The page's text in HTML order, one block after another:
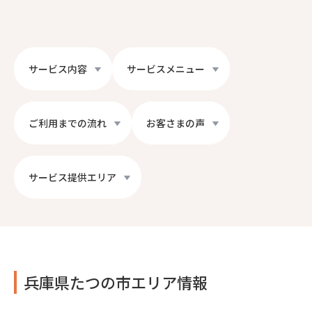
サービス内容 サービスメニュー
ご利用までの流れ お客さまの声
サービス提供エリア
兵庫県たつの市エリア情報